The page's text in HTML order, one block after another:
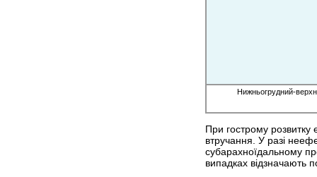
Нижньогрудний-
При гострому розвитку
втручання. У разі
субарахноїдальному
випадках відзначають